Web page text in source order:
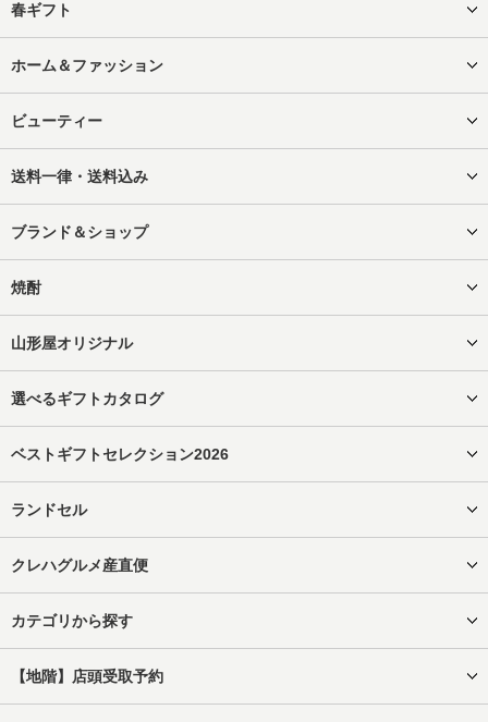
春ギフト
ホーム＆ファッション
ビューティー
送料一律・送料込み
ブランド＆ショップ
焼酎
山形屋オリジナル
選べるギフトカタログ
ベストギフトセレクション2026
ランドセル
クレハグルメ産直便
カテゴリから探す
【地階】店頭受取予約